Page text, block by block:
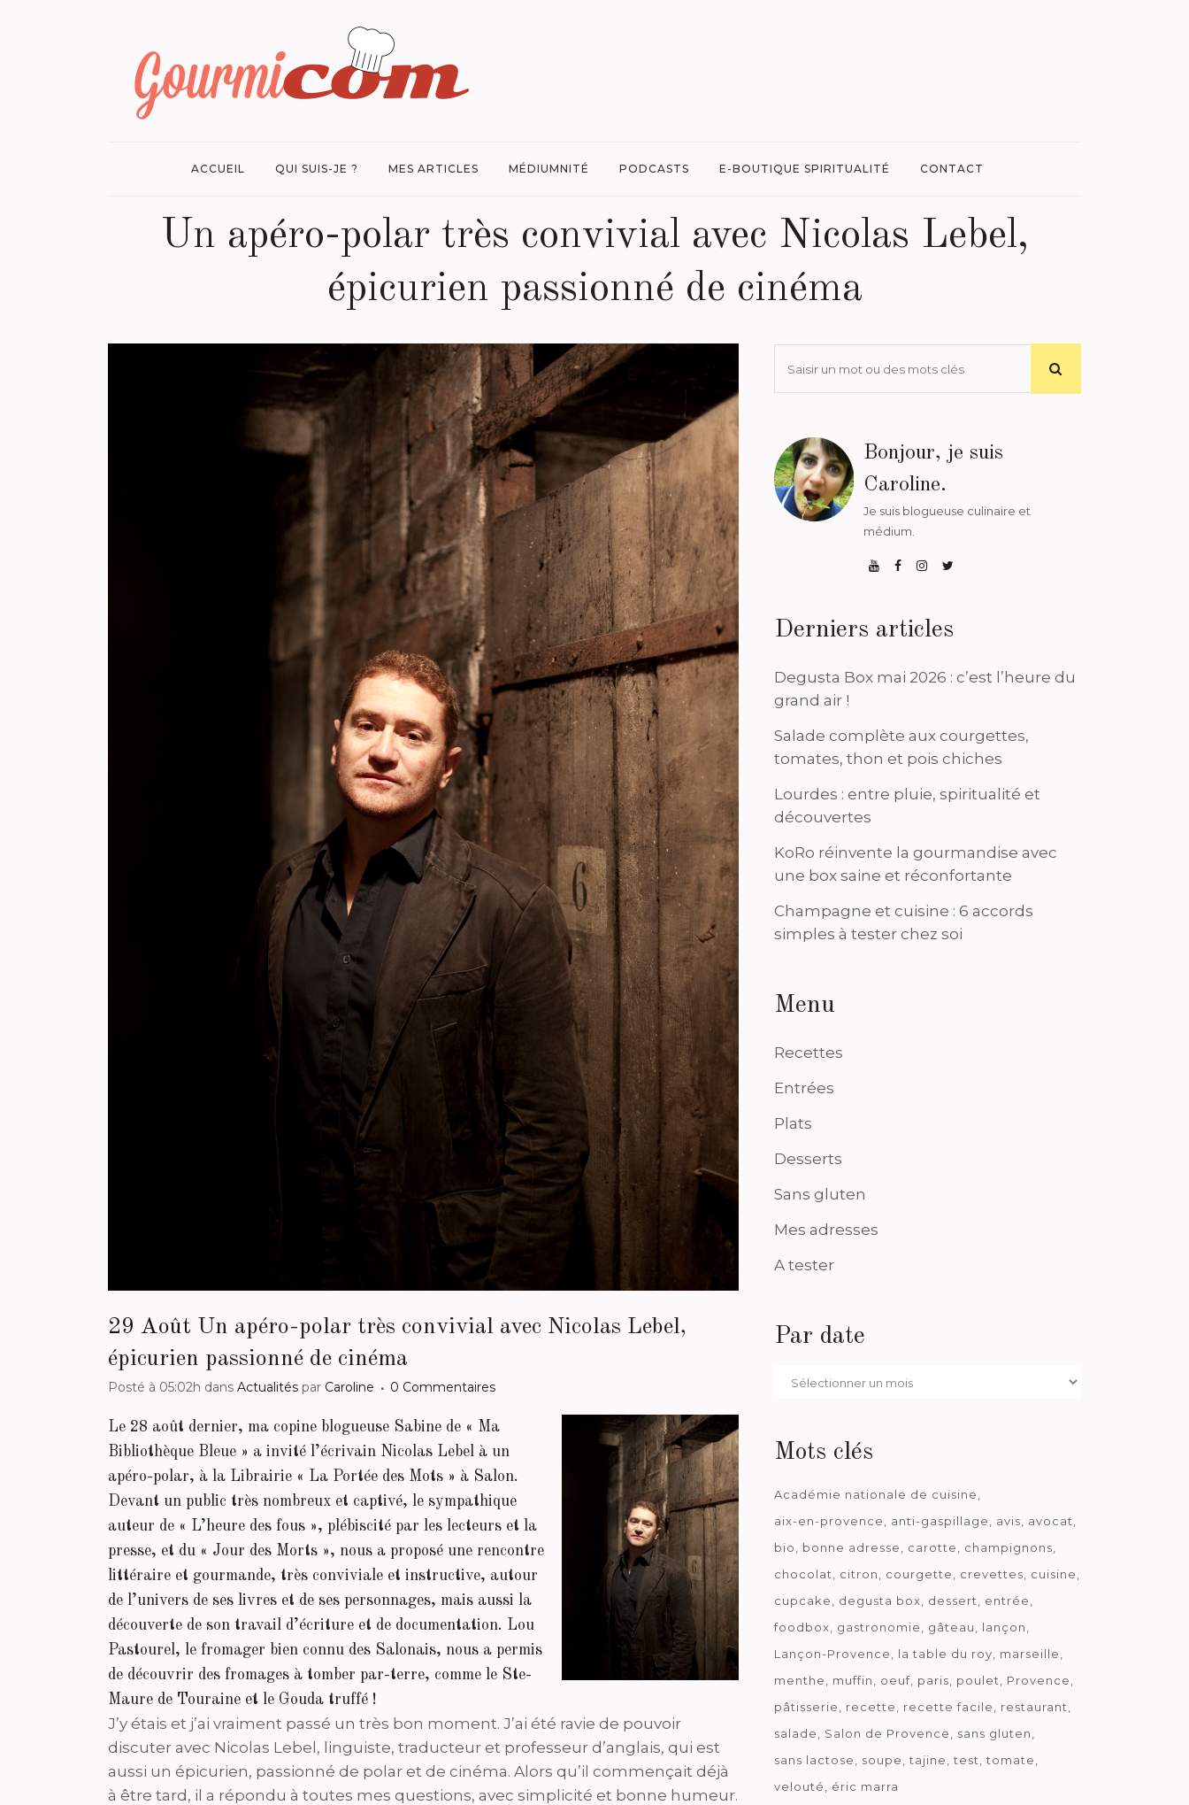
ACCUEIL QUI SUIS-JE ? MES ARTICLES MÉDIUMNITÉ PODCASTS E-BOUTIQUE SPIRITUALITÉ CONTACT
Un apéro-polar très convivial avec Nicolas Lebel,
épicurien passionné de cinéma
29 Août Un apéro-polar très convivial avec Nicolas Lebel,
épicurien passionné de cinéma
Posté à 05:02h dans Actualités par Caroline 0 Commentaires
Le 28 août dernier, ma copine blogueuse Sabine de « Ma
Bibliothèque Bleue » a invité l’écrivain Nicolas Lebel à un
apéro-polar, à la Librairie « La Portée des Mots » à Salon.
Devant un public très nombreux et captivé, le sympathique
auteur de « L’heure des fous », plébiscité par les lecteurs et la
presse, et du « Jour des Morts », nous a proposé une rencontre
littéraire et gourmande, très conviviale et instructive, autour
de l’univers de ses livres et de ses personnages, mais aussi la
découverte de son travail d’écriture et de documentation. Lou
Pastourel, le fromager bien connu des Salonais, nous a permis
de découvrir des fromages à tomber par-terre, comme le Ste-
Maure de Touraine et le Gouda truffé !
J’y étais et j’ai vraiment passé un très bon moment. J’ai été ravie de pouvoir
discuter avec Nicolas Lebel, linguiste, traducteur et professeur d’anglais, qui est
aussi un épicurien, passionné de polar et de cinéma. Alors qu’il commençait déjà
à être tard, il a répondu à toutes mes questions, avec simplicité et bonne humeur.
Bonjour, je suis
Caroline.
Je suis blogueuse culinaire et
médium.
Derniers articles
Degusta Box mai 2026 : c’est l’heure du
grand air !
Salade complète aux courgettes,
tomates, thon et pois chiches
Lourdes : entre pluie, spiritualité et
découvertes
KoRo réinvente la gourmandise avec
une box saine et réconfortante
Champagne et cuisine : 6 accords
simples à tester chez soi
Menu
Recettes
Entrées
Plats
Desserts
Sans gluten
Mes adresses
A tester
Par date
Par
Mots clés
Académie nationale de cuisine
aix-en-provence
anti-gaspillage avis
avocat
bio
bonne adresse carotte
champignons
chocolat
citron courgette crevettes
cuisine
cupcake
degusta box dessert
entrée
foodbox
gastronomie gâteau
lançon
Lançon-Provence
la table du roy
marseille
menthe
muffin oeuf paris poulet
Provence
pâtisserie
recette recette facile
restaurant
salade
Salon de Provence
sans gluten
sans lactose
soupe tajine test
tomate
velouté
éric marra